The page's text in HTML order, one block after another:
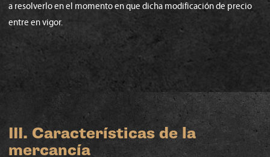
a resolverlo en el momento en que dicha modificación de precio
entre en vigor.
III. Características de la
mercancía